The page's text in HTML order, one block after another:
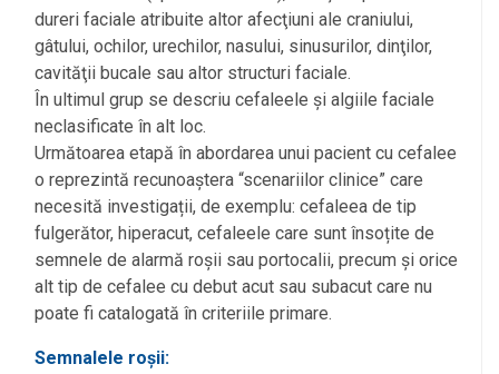
dureri faciale atribuite altor afecţiuni ale craniului,
gâtului, ochilor, urechilor, nasului, sinusurilor, dinţilor,
cavităţii bucale sau altor structuri faciale.
În ultimul grup se descriu cefaleele și algiile faciale
neclasificate în alt loc.
Următoarea etapă în abordarea unui pacient cu cefalee
o reprezintă recunoaștera “scenariilor clinice” care
necesită investigații, de exemplu: cefaleea de tip
fulgerător, hiperacut, cefaleele care sunt însoțite de
semnele de alarmă roșii sau portocalii, precum și orice
alt tip de cefalee cu debut acut sau subacut care nu
poate fi catalogată în criteriile primare.
Semnalele roșii: